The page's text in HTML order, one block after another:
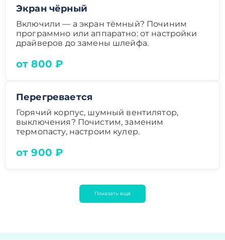
Экран чёрный
Включили — а экран тёмный? Починим
программно или аппаратно: от настройки
драйверов до замены шлейфа.
от 800 ₽
Перегревается
Горячий корпус, шумный вентилятор,
выключения? Почистим, заменим
термопасту, настроим кулер.
от 900 ₽
Показать ещё